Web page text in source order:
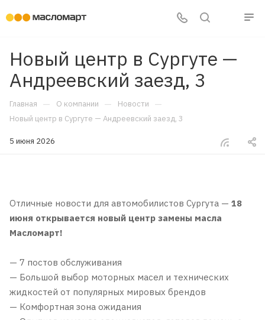
Новый центр в Сургуте —
Андреевский заезд, 3
Главная — О компании — Новости —
Новый центр в Сургуте — Андреевский заезд, 3
5 июня 2026
Отличные новости для автомобилистов Сургута — 18
июня открывается новый центр замены масла
Масломарт!
— 7 постов обслуживания
— Большой выбор моторных масел и технических
жидкостей от популярных мировых брендов
— Комфортная зона ожидания